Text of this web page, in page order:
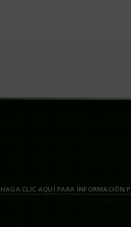
HAGA CLIC AQUÍ PARA INFORMACIÓN